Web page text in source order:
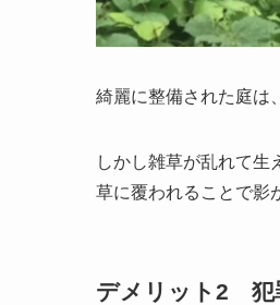
綺麗に整備された庭は
しかし雑草が乱れて生
草に覆われることで影
デメリット2 犯